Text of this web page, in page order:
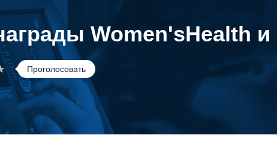
Women'sHealth и
Проголосовать